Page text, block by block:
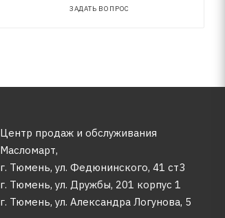
ЗАДАТЬ ВОПРОС
Центр продаж и обслуживания
Масломарт,
г. Тюмень, ул. Федюнинского, 41 ст3
г. Тюмень, ул. Дружбы, 201 корпус 1
г. Тюмень, ул. Александра Логунова, 5